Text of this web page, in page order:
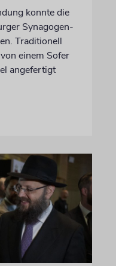
konnte die
Synagogen-
Traditionell
einem Sofer
angefertigt